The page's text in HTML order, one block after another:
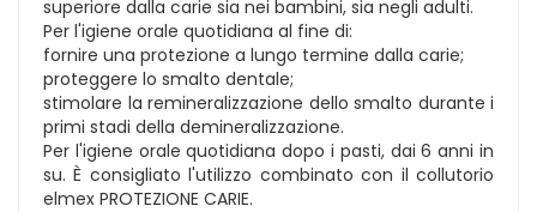
superiore dalla carie sia nei bambini, sia negli adulti.
Per l'igiene orale quotidiana al fine di:
fornire una protezione a lungo termine dalla carie;
proteggere lo smalto dentale;
stimolare la remineralizzazione dello smalto durante i
primi stadi della demineralizzazione.
Per l'igiene orale quotidiana dopo i pasti, dai 6 anni in
su. È consigliato l'utilizzo combinato con il collutorio
elmex PROTEZIONE CARIE.